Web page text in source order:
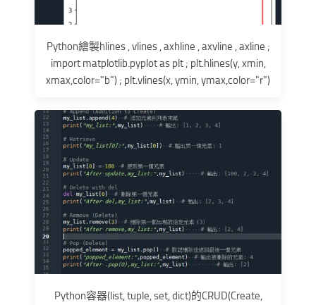
Python繪製hlines , vlines , axhline , axvline , axline ;
import matplotlib.pyplot as plt ; plt.hlines(y, xmin,
xmax,color="b") ; plt.vlines(x, ymin, ymax,color="r")
Python容器(list, tuple, set, dict)的CRUD(Create,